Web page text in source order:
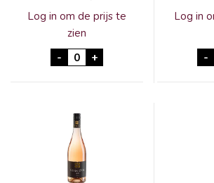
Log in om de prijs te
zien
- Diepe Gronde =ROSÉ= 0,75
+
Log in
-